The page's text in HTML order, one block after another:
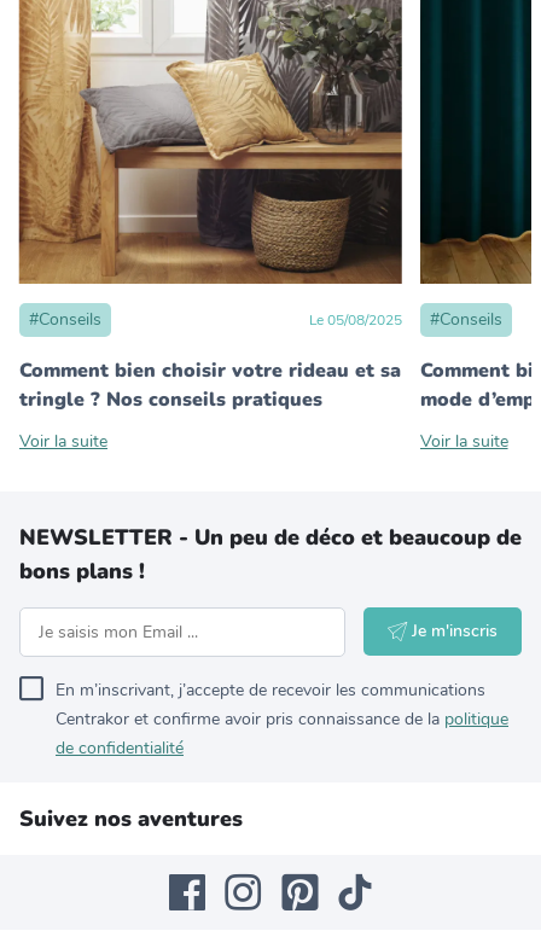
#Conseils Le05/08/2025
Comment bien choisir votre rideau et sa
tringle ? Nos conseils pratiques
Voir la suite
#Conseils
Comment
mode
Voir la suite
NEWSLETTER - Un peu de déco et beaucoup de
bons plans !
Je m'inscris
En m’inscrivant, j’accepte de recevoir les communications
Centrakor et confirme avoir pris connaissance de la politique
de confidentialité
Suivez nos aventures